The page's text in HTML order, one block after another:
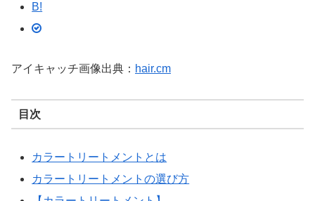
B!
アイキャッチ画像出典： hair.cm
目次
カラートリートメントとは
カラートリートメントの選び方